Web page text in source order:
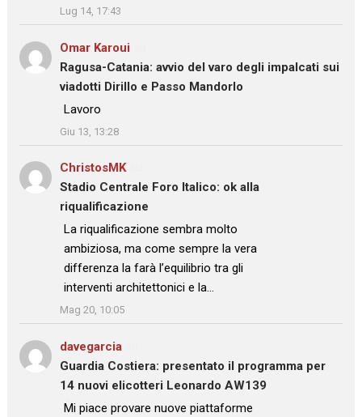
Lug 14, 17:43
Omar Karoui
Ragusa-Catania: avvio del varo degli impalcati sui
viadotti Dirillo e Passo Mandorlo
: “Lavoro
”
Giu 13, 13:28
ChristosMKsu
Stadio Centrale Foro Italico: ok alla
riqualificazione
: “La riqualificazione sembra molto
ambiziosa, ma come sempre la vera
differenza la farà l’equilibrio tra gli
interventi architettonici e la…
”
Mag 20, 10:05
davegarcia
Guardia Costiera: presentato il programma per
14 nuovi elicotteri Leonardo AW139
: “
Mi piace provare nuove piattaforme